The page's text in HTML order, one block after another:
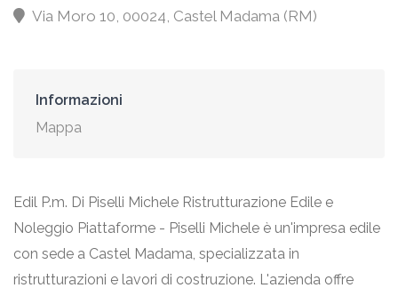
Via Moro 10, 00024, Castel Madama (RM)
Informazioni
Mappa
Edil P.m. Di Piselli Michele Ristrutturazione Edile e
Noleggio Piattaforme - Piselli Michele è un'impresa edile
con sede a Castel Madama, specializzata in
ristrutturazioni e lavori di costruzione. L'azienda offre